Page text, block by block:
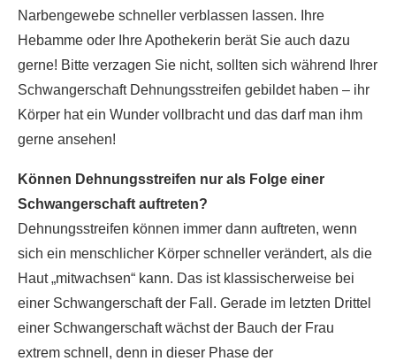
Narbengewebe schneller verblassen lassen. Ihre
Hebamme oder Ihre Apothekerin berät Sie auch dazu
gerne! Bitte verzagen Sie nicht, sollten sich während Ihrer
Schwangerschaft Dehnungsstreifen gebildet haben – ihr
Körper hat ein Wunder vollbracht und das darf man ihm
gerne ansehen!
Können Dehnungsstreifen nur als Folge einer
Schwangerschaft auftreten?
Dehnungsstreifen können immer dann auftreten, wenn
sich ein menschlicher Körper schneller verändert, als die
Haut „mitwachsen“ kann. Das ist klassischerweise bei
einer Schwangerschaft der Fall. Gerade im letzten Drittel
einer Schwangerschaft wächst der Bauch der Frau
extrem schnell, denn in dieser Phase der